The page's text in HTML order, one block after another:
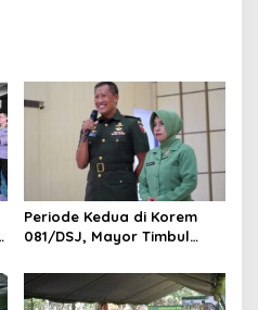
Periode Kedua di Korem
081/DSJ, Mayor Timbul